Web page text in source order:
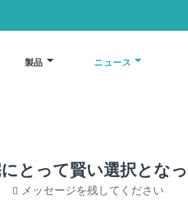
製品 ニュース
とって賢い選択とな
メッセージを残してください